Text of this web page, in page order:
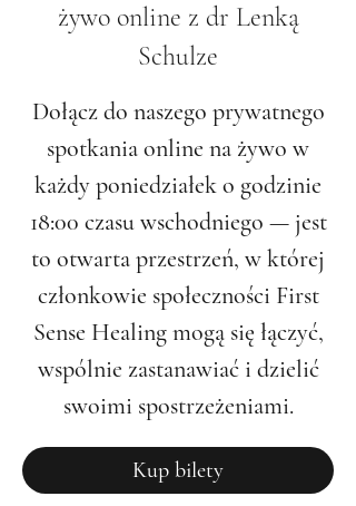
żywo online z dr Lenką
Schulze
Dołącz do naszego prywatnego
spotkania online na żywo w
każdy poniedziałek o godzinie
18:00 czasu wschodniego — jest
to otwarta przestrzeń, w której
członkowie społeczności First
Sense Healing mogą się łączyć,
wspólnie zastanawiać i dzielić
swoimi spostrzeżeniami.
Kup bilety